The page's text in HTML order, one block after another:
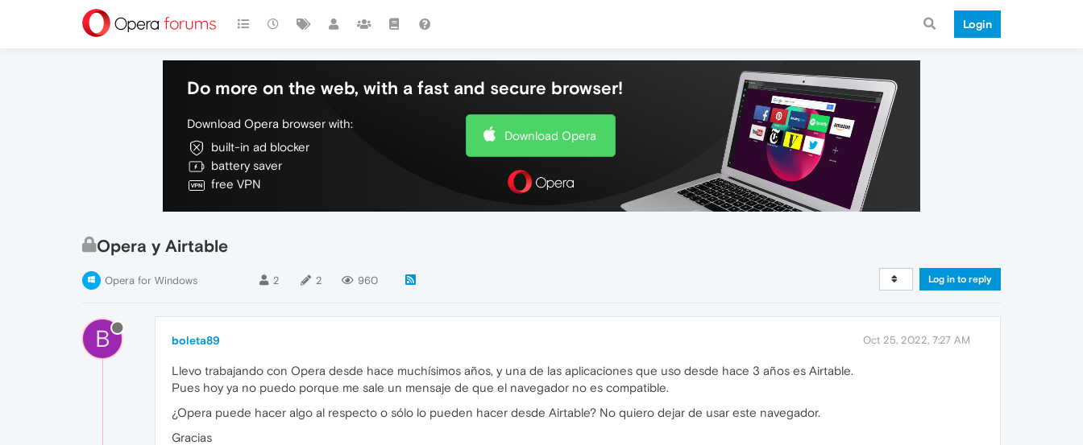
Login
Do more on the web, with a fast and secure browser!
Download Opera browser with:
built-in ad blocker
battery saver
free VPN
Download Opera
Opera y Airtable
Opera for Windows 2 2 960 Log in to reply
B boleta89 Oct 25, 2022, 7:27 AM
Llevo trabajando con Opera desde hace muchísimos años, y una de las aplicaciones que uso desde hace 3 años es Airtable.
Pues hoy ya no puedo porque me sale un mensaje de que el navegador no es compatible.
¿Opera puede hacer algo al respecto o sólo lo pueden hacer desde Airtable? No quiero dejar de usar este navegador.
Gracias